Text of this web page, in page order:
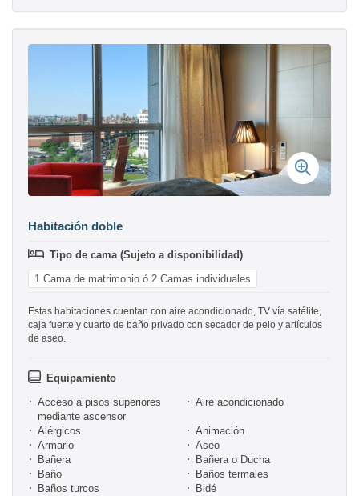
Habitación doble
Tipo de cama (Sujeto a disponibilidad)
1 Cama de matrimonio ó 2 Camas individuales
Estas habitaciones cuentan con aire acondicionado, TV vía satélite,
caja fuerte y cuarto de baño privado con secador de pelo y artículos
de aseo.
Equipamiento
Acceso a pisos superiores
mediante ascensor
Aire acondicionado
Alérgicos
Animación
Armario
Aseo
Bañera
Bañera o Ducha
Baño
Baños termales
Baños turcos
Bidé